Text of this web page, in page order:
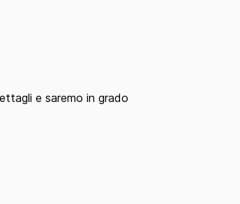
e saremo in grado